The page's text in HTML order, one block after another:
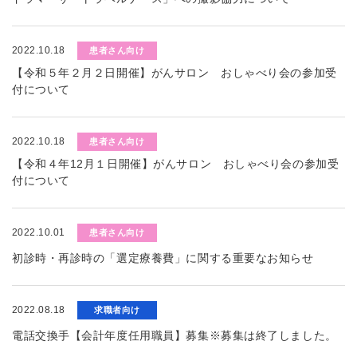
2022.10.18 患者さん向け
【令和５年２月２日開催】がんサロン おしゃべり会の参加受
付について
2022.10.18 患者さん向け
【令和４年12月１日開催】がんサロン おしゃべり会の参加受
付について
2022.10.01 患者さん向け
初診時・再診時の「選定療養費」に関する重要なお知らせ
2022.08.18 求職者向け
電話交換手【会計年度任用職員】募集※募集は終了しました。